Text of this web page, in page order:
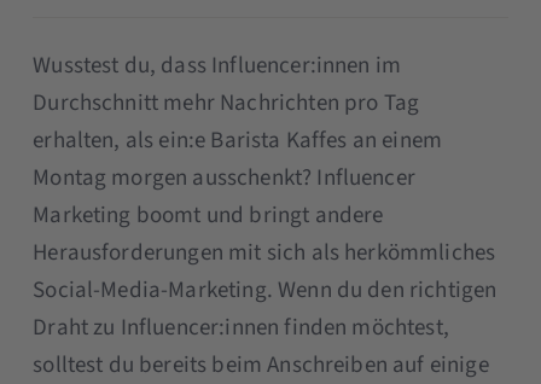
Wusstest du, dass Influencer:innen im
Durchschnitt mehr Nachrichten pro Tag
erhalten, als ein:e Barista Kaffes an einem
Montag morgen ausschenkt? Influencer
Marketing boomt und bringt andere
Herausforderungen mit sich als herkömmliches
Social-Media-Marketing. Wenn du den richtigen
Draht zu Influencer:innen finden möchtest,
solltest du bereits beim Anschreiben auf einige